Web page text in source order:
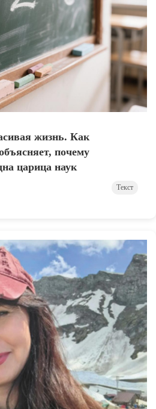
жизнь. Как
почему
царица наук
Текст